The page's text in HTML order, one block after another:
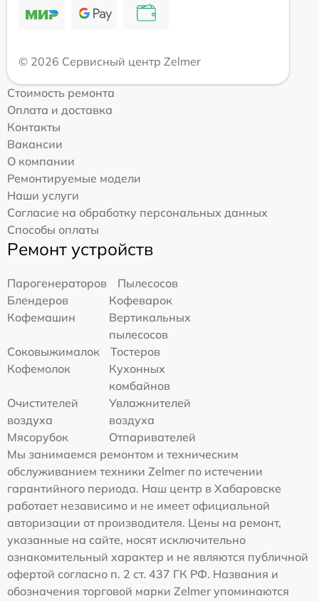
© 2026 Сервисный центр Zelmer
Стоимость ремонта
Оплата и доставка
Контакты
Вакансии
О компании
Ремонтируемые модели
Наши услуги
Согласие на обработку персональных данных
Способы оплаты
Ремонт устройств
Парогенераторов
Пылесосов
Блендеров
Кофеварок
Кофемашин
Вертикальных
пылесосов
Соковыжималок
Тостеров
Кофемолок
Кухонных
комбайнов
Очистителей
воздуха
Увлажнителей
воздуха
Мясорубок
Отпаривателей
Мы занимаемся ремонтом и техническим
обслуживанием техники Zelmer по истечении
гарантийного периода. Наш центр в Хабаровске
работает независимо и не имеет официальной
авторизации от производителя. Цены на ремонт,
указанные на сайте, носят исключительно
ознакомительный характер и не являются публичной
офертой согласно п. 2 ст. 437 ГК РФ. Названия и
обозначения торговой марки Zelmer упоминаются